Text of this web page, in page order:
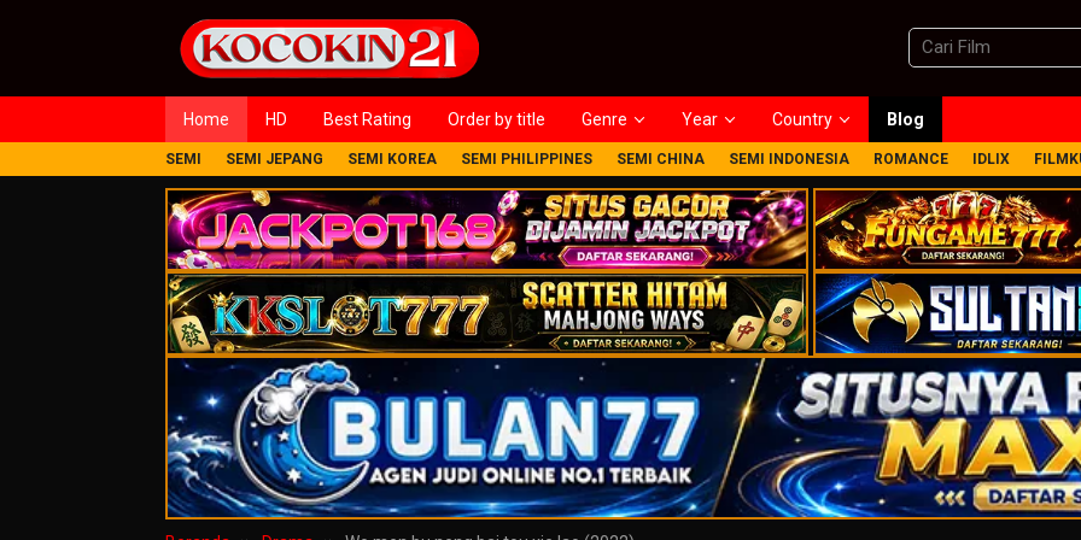
Home HD Best Rating Order by title Genre Year Country Blog
SEMI SEMI JEPANG SEMI KOREA SEMI PHILIPPINES SEMI CHINA SEMI INDONESIA ROMANCE IDLIX